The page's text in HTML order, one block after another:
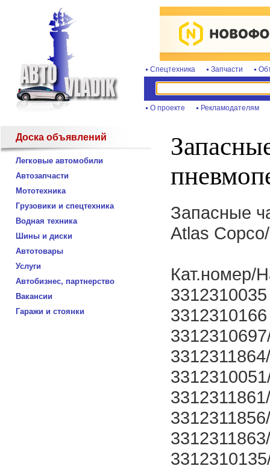
Спецтехника Запчасти
О проекте Рекламодателям
Доска объявлений
Легковые автомобили
Автозапчасти
Мототехника
Грузовики и спецтехника
Водная техника
Шины и диски
Автотовары
Услуги
Автобизнес, партнерство
Вакансии
Гаражи и стоянки
Запасные
Atlas
Кат.номер/